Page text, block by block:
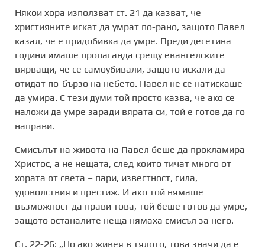
Някои хора използват ст. 21 да казват, че
християните искат да умрат по-рано, защото Павел
казал, че е придобивка да умре. Преди десетина
години имаше пропаганда срещу евангелските
вярващи, че се самоубивали, защото искали да
отидат по-бързо на небето. Павел не се натискаше
да умира. С тези думи той просто казва, че ако се
наложи да умре заради вярата си, той е готов да го
направи.
Смисълът на живота на Павел беше да прокламира
Христос, а не нещата, след които тичат много от
хората от света – пари, известност, сила,
удоволствия и престиж. И ако той нямаше
възможност да прави това, той беше готов да умре,
защото останалите неща нямаха смисъл за него.
Ст. 22-26: „Но ако живея в тялото, това значи да е